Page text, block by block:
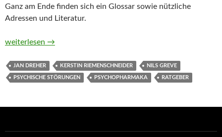
Ganz am Ende finden sich ein Glossar sowie nützliche
Adressen und Literatur.
Umgang mit Psychopharmaka. Wirkungen, Nebenwirkungen
weiterlesen →
JAN DREHER KERSTIN RIEMENSCHNEIDER NILS GREVE
PSYCHISCHE STÖRUNGEN PSYCHOPHARMAKA RATGEBER